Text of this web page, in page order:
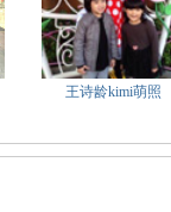
王诗龄kimi萌照